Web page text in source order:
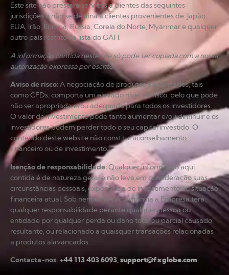
Este site não prestará serviços a clientes das seguintes
jurisdições e não se destina a clientes provenientes de: Japão,
EUA, Irão, Europa, Rússia, Coreia do Norte, Myanmar e qualquer
outro país restrito na lista do GAFI.
A informação contida neste site só pode ser copiada com a nossa
autorização expressa por escrito.
Aviso de risco:A negociação de produtos alavancados, tais
como CFDs, comporta um elevado nível de risco, pelo que pode
não ser apropriada e/ou adequada para todos os investidores.
O valor do investimento pode tanto aumentar e/ou diminuir e os
investidores podem perder todo o seu capital investido. O
conteúdo deste website não constitui aconselhamento
financeiro ou de investimento.
Isenção de responsabilidade:Qualquer informação aqui
contida é de natureza geral e não leva em consideração suas
circunstâncias pessoais, experiência de investimento ou situação
financeira atual. Sob nenhuma circunstância a Empresa terá
qualquer responsabilidade perante qualquer pessoa ou
entidade por qualquer perda ou dano total ou parcial causado,
resultante, ou relacionado a quaisquer transações relacionadas
a produtos alavancados.
Contacta-nos:+44 113 403 6093,support@fxglobe.com